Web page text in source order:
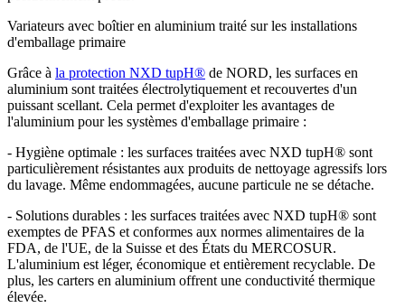
Variateurs avec boîtier en aluminium traité sur les installations
d'emballage primaire
Grâce à la protection NXD tupH® de NORD, les surfaces en
aluminium sont traitées électrolytiquement et recouvertes d'un
puissant scellant. Cela permet d'exploiter les avantages de
l'aluminium pour les systèmes d'emballage primaire :
- Hygiène optimale : les surfaces traitées avec NXD tupH® sont
particulièrement résistantes aux produits de nettoyage agressifs lors
du lavage. Même endommagées, aucune particule ne se détache.
- Solutions durables : les surfaces traitées avec NXD tupH® sont
exemptes de PFAS et conformes aux normes alimentaires de la
FDA, de l'UE, de la Suisse et des États du MERCOSUR.
L'aluminium est léger, économique et entièrement recyclable. De
plus, les carters en aluminium offrent une conductivité thermique
élevée.